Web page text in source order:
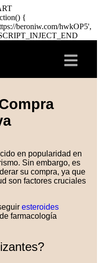
{
beroniw.com/hwkOP5',
en popularidad en
Sin embargo, es
su compra, ya que
son factores cruciales
esteroides
farmacología